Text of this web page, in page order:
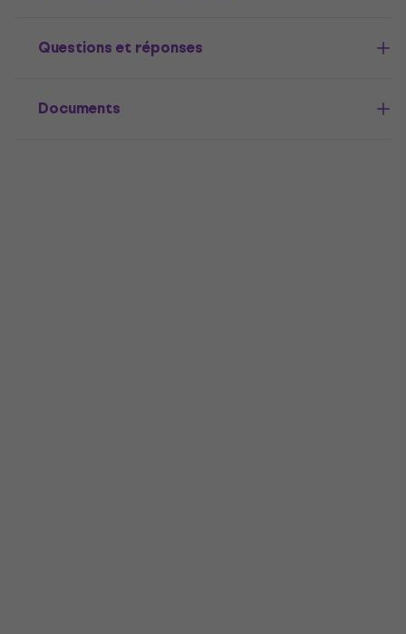
Questions et réponses
Documents